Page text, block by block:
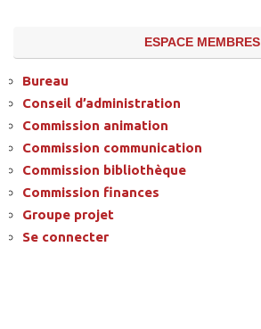
ESPACE MEMBRES
Bureau
Conseil d’administration
Commission animation
Commission communication
Commission bibliothèque
Commission finances
Groupe projet
Se connecter